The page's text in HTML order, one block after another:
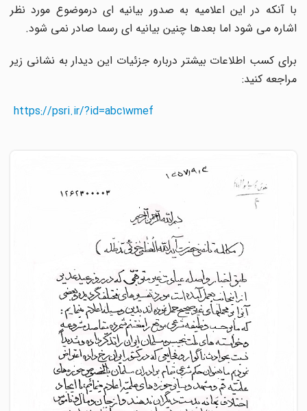
با آنکه در این اعلامیه به صدور بیانیه ای درموضوع مورد نظر
اشاره می شود اما بعدها چنین بیانیه ای رسما صادر نمی شود.
برای کسب اطلاعات بیشتر درباره جزئیات این دیدار به نشانی زیر
مراجعه کنید:
https://psri.ir/?id=abc1wmef